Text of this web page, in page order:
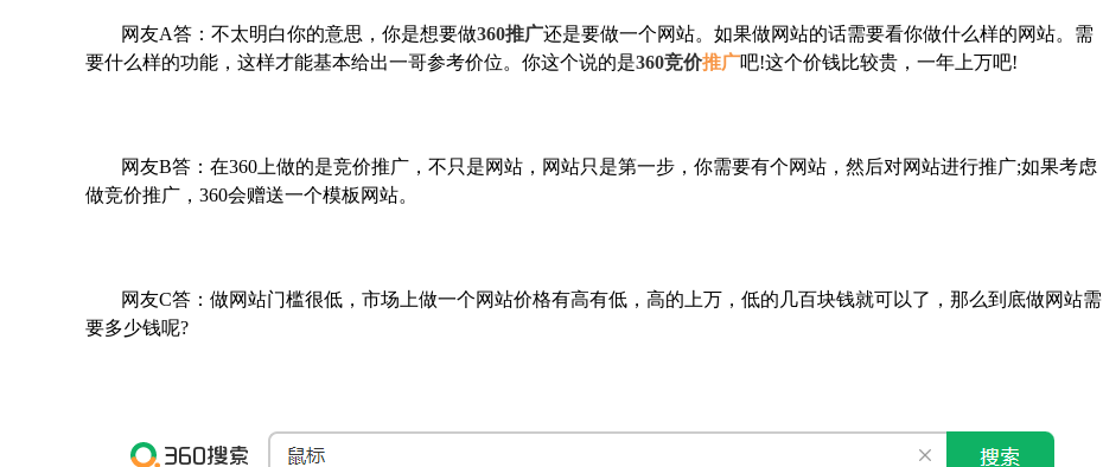
网友A答：不太明白你的意思，你是想要做360推广还是要做一个网站。如果做网站的话需要看你做什么样的网站。需
要什么样的功能，这样才能基本给出一哥参考价位。你这个说的是360竞价推广吧!这个价钱比较贵，一年上万吧!
网友B答：在360上做的是竞价推广，不只是网站，网站只是第一步，你需要有个网站，然后对网站进行推广;如果考虑
做竞价推广，360会赠送一个模板网站。
网友C答：做网站门槛很低，市场上做一个网站价格有高有低，高的上万，低的几百块钱就可以了，那么到底做网站需
要多少钱呢?